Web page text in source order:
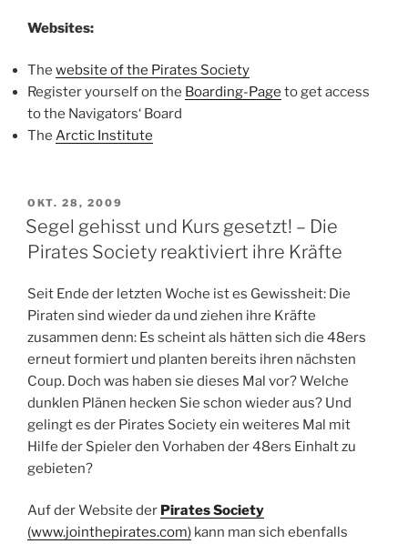
Websites:
The website of the Pirates Society
Register yourself on the Boarding-Page to get access
to the Navigators‘ Board
The Arctic Institute
VERÖFFENTLICHT
AM
OKT. 28, 2009
Segel gehisst und Kurs gesetzt! – Die
Pirates Society reaktiviert ihre Kräfte
Seit Ende der letzten Woche ist es Gewissheit: Die
Piraten sind wieder da und ziehen ihre Kräfte
zusammen denn: Es scheint als hätten sich die 48ers
erneut formiert und planten bereits ihren nächsten
Coup. Doch was haben sie dieses Mal vor? Welche
dunklen Plänen hecken Sie schon wieder aus? Und
gelingt es der Pirates Society ein weiteres Mal mit
Hilfe der Spieler den Vorhaben der 48ers Einhalt zu
gebieten?
Auf der Website der Pirates Society
(www.jointhepirates.com) kann man sich ebenfalls